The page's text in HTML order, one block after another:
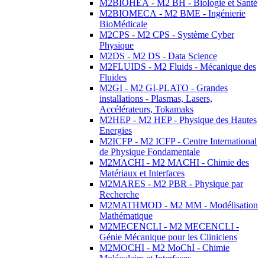
M2BIOHEA - M2 BH - Biologie et Santé
M2BIOMECA - M2 BME - Ingénierie
BioMédicale
M2CPS - M2 CPS - Système Cyber
Physique
M2DS - M2 DS - Data Science
M2FLUIDS - M2 Fluids - Mécanique des
Fluides
M2GI - M2 GI-PLATO - Grandes
installations - Plasmas, Lasers,
Accélérateurs, Tokamaks
M2HEP - M2 HEP - Physique des Hautes
Energies
M2ICFP - M2 ICFP - Centre International
de Physique Fondamentale
M2MACHI - M2 MACHI - Chimie des
Matériaux et Interfaces
M2MARES - M2 PBR - Physique par
Recherche
M2MATHMOD - M2 MM - Modélisation
Mathématique
M2MECENCLI - M2 MECENCLI -
Génie Mécanique pour les Cliniciens
M2MOCHI - M2 MoChI - Chimie